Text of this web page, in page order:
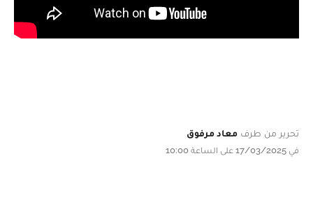
تحرير من طرف معاد مرفوق
في 17/03/2025 على الساعة 10:00